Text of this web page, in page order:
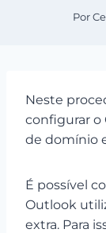
Por
Neste
configurar o
de domínio
É possível
Outlook
extra. Para